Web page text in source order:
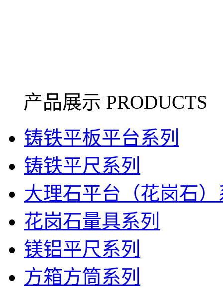
产品展示 PRODUCTS
铸铁平板平台系列
铸铁平尺系列
大理石平台（花岗石）
花岗石量具系列
镁铝平尺系列
方箱方筒系列